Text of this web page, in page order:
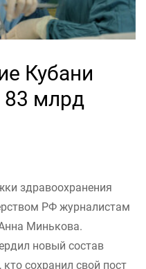
Кубани
83 млрд
здравоохранения
РФ журналистам
Минькова.
новый состав
сохранил свой пост